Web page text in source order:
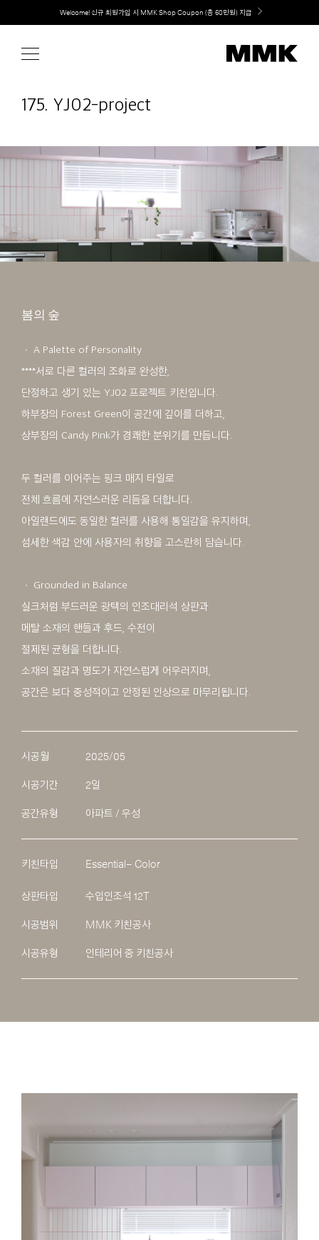
content
취향대로 완성하는 커스텀 아일랜드 키친, MMK The Island 출시
175. YJ02-project
봄의 숲
ㆍ A Palette of Personality
****서로 다른 컬러의 조화로 완성한,
단정하고 생기 있는 YJ02 프로젝트 키친입니다.
하부장의 Forest Green이 공간에 깊이를 더하고,
상부장의 Candy Pink가 경쾌한 분위기를 만듭니다.
두 컬러를 이어주는 핑크 매지 타일로
전체 흐름에 자연스러운 리듬을 더합니다.
아일랜드에도 동일한 컬러를 사용해 통일감을 유지하며,
섬세한 색감 안에 사용자의 취향을 고스란히 담습니다.
ㆍ Grounded in Balance
실크처럼 부드러운 광택의 인조대리석 상판과
메탈 소재의 핸들과 후드, 수전이
절제된 균형을 더합니다.
소재의 질감과 명도가 자연스럽게 어우러지며,
공간은 보다 중성적이고 안정된 인상으로 마무리됩니다.
시공월 2025/05
시공기간 2일
공간유형 아파트 / 우성
키친타입 Essential– Color
상판타입 수입인조석 12T
시공범위 MMK 키친공사
시공유형 인테리어 중 키친공사